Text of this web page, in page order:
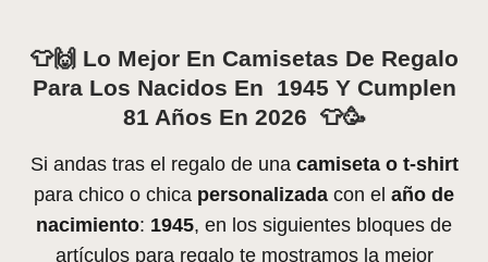
👕🙌 Lo Mejor En Camisetas De Regalo
Para Los Nacidos En 1945 Y Cumplen
81 Años En 2026 👕🥳
Si andas tras el regalo de una camiseta o t-shirt
para chico o chica personalizada con el año de
nacimiento: 1945, en los siguientes bloques de
artículos para regalo te mostramos la mejor